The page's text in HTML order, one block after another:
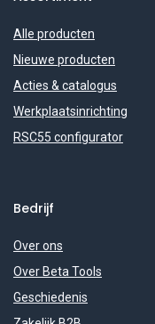
Alle producten
Nieuwe producten
Acties & catalogus
Werkplaatsinrichting
RSC55 configurator
Bedrijf
Over ons
Over Beta Tools
Geschiedenis